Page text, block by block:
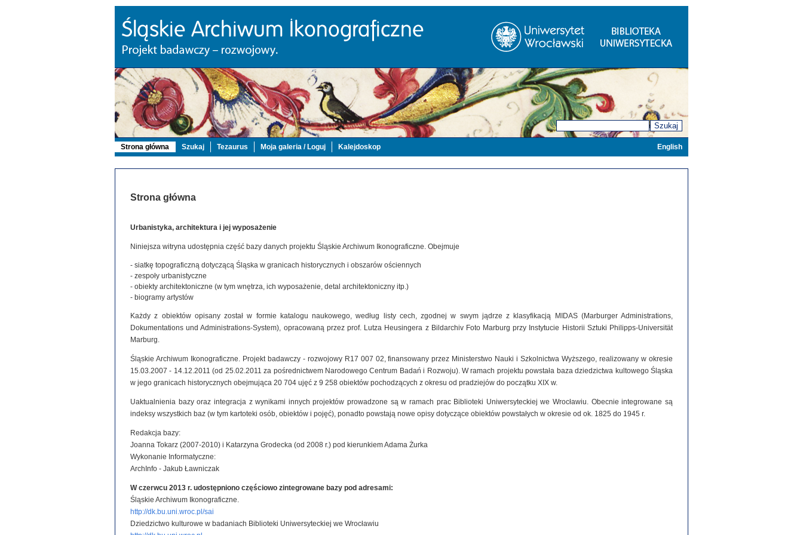
Szukaj
Strona główna Szukaj Tezaurus Moja galeria / Loguj Kalejdoskop English
Strona główna
Urbanistyka, architektura i jej wyposażenie
Niniejsza witryna udostępnia część bazy danych projektu Śląskie Archiwum Ikonograficzne. Obejmuje
- siatkę topograficzną dotyczącą Śląska w granicach historycznych i obszarów ościennych
- zespoły urbanistyczne
- obiekty architektoniczne (w tym wnętrza, ich wyposażenie, detal architektoniczny itp.)
- biogramy artystów
Każdy z obiektów opisany został w formie katalogu naukowego, według listy cech, zgodnej w swym jądrze z klasyfikacją MIDAS (Marburger Administrations,
Dokumentations und Administrations-System), opracowaną przez prof. Lutza Heusingera z Bildarchiv Foto Marburg przy Instytucie Historii Sztuki Philipps-Universität
Marburg.
Śląskie Archiwum Ikonograficzne. Projekt badawczy - rozwojowy R17 007 02, finansowany przez Ministerstwo Nauki i Szkolnictwa Wyższego, realizowany w okresie
15.03.2007 - 14.12.2011 (od 25.02.2011 za pośrednictwem Narodowego Centrum Badań i Rozwoju). W ramach projektu powstała baza dziedzictwa kultowego Śląska
w jego granicach historycznych obejmująca 20 704 ujęć z 9 258 obiektów pochodzących z okresu od pradziejów do początku XIX w.
Uaktualnienia bazy oraz integracja z wynikami innych projektów prowadzone są w ramach prac Biblioteki Uniwersyteckiej we Wrocławiu. Obecnie integrowane są
indeksy wszystkich baz (w tym kartoteki osób, obiektów i pojęć), ponadto powstają nowe opisy dotyczące obiektów powstałych w okresie od ok. 1825 do 1945 r.
Redakcja bazy:
Joanna Tokarz (2007-2010) i Katarzyna Grodecka (od 2008 r.) pod kierunkiem Adama Żurka
Wykonanie Informatyczne:
ArchInfo - Jakub Ławniczak
W czerwcu 2013 r. udostępniono częściowo zintegrowane bazy pod adresami:
Śląskie Archiwum Ikonograficzne.
http://dk.bu.uni.wroc.pl/sai
Dziedzictwo kulturowe w badaniach Biblioteki Uniwersyteckiej we Wrocławiu